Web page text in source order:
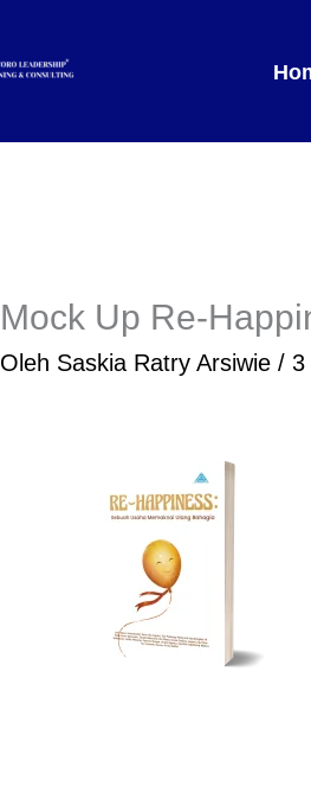
Mock Up Re-
Oleh Saskia Ratry Arsiwie / 3